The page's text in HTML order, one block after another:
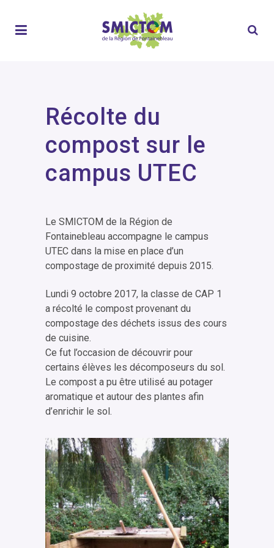
Récolte du
compost sur le
campus UTEC
Le SMICTOM de la Région de
Fontainebleau accompagne le campus
UTEC dans la mise en place d’un
compostage de proximité depuis 2015.
Lundi 9 octobre 2017, la classe de CAP 1
a récolté le compost provenant du
compostage des déchets issus des cours
de cuisine.
Ce fut l’occasion de découvrir pour
certains élèves les décomposeurs du sol.
Le compost a pu être utilisé au potager
aromatique et autour des plantes afin
d’enrichir le sol.